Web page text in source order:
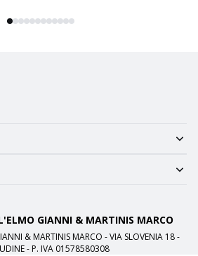
GIANNI & MARTINIS MARCO
& MARTINIS MARCO - VIA SLOVENIA 18 -
- P. IVA 01578580308